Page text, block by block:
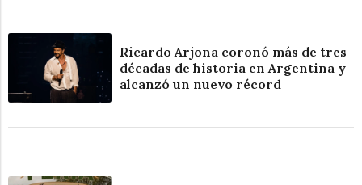
Ricardo Arjona coronó más de tres
décadas de historia en Argentina y
alcanzó un nuevo récord